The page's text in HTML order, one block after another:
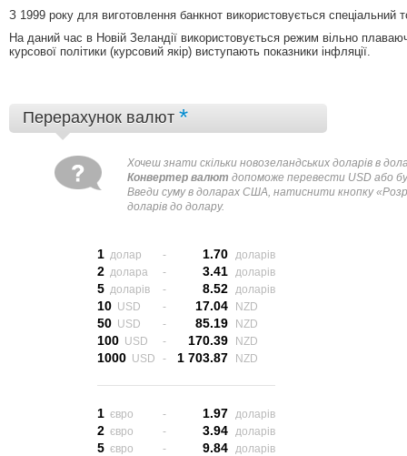
З 1999 року для виготовлення банкнот використовується спеціальний
На даний час в Новій Зеландії використовується режим вільно
курсової політики (курсовий якір) виступають показники інфляції.
Перерахунок валют *
Хочеш знати скільки новозеландських доларів в
Конвертер валют допоможе перевести USD або
Введи суму в доларах США, натиснити кнопку
доларів до долару.
1 долар - 1.70 доларів
2 долара - 3.41 доларів
5 доларів - 8.52 доларів
10 USD - 17.04 NZD
50 USD - 85.19 NZD
100 USD - 170.39 NZD
1000 USD - 1 703.87 NZD
1 євро - 1.97 доларів
2 євро - 3.94 доларів
5 євро - 9.84 доларів